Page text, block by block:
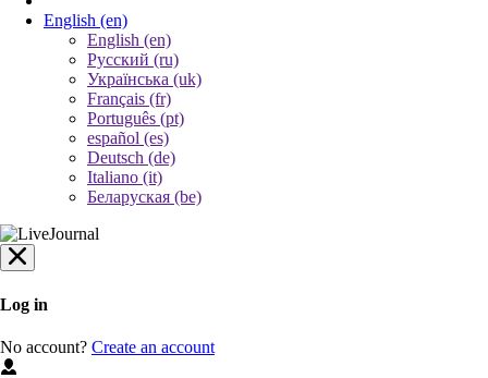
English (en)
English (en)
Русский (ru)
Українська (uk)
Français (fr)
Português (pt)
español (es)
Deutsch (de)
Italiano (it)
Беларуская (be)
Log in
No account? Create an account